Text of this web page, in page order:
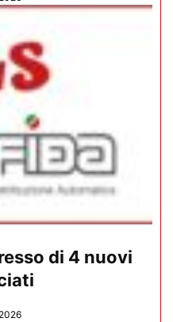
di 4 nuovi